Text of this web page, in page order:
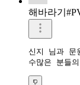
해바라기
신지 님과 문
수많은 분들